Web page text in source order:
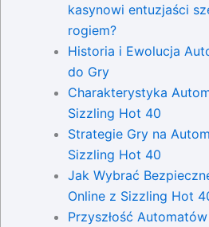
kasynowi entuzjaści
rogiem?
Historia i Ewolucja
do Gry
Charakterystyka
Sizzling Hot 40
Strategie Gry na
Sizzling Hot 40
Jak Wybrać
Online z Sizzling Hot
Przyszłość